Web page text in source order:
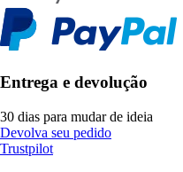
Entrega e devolução
30 dias para mudar de ideia
Devolva seu pedido
Trustpilot